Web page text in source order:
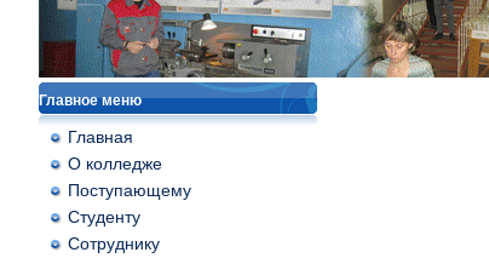
Главное меню
Главная
О колледже
Поступающему
Студенту
Сотруднику